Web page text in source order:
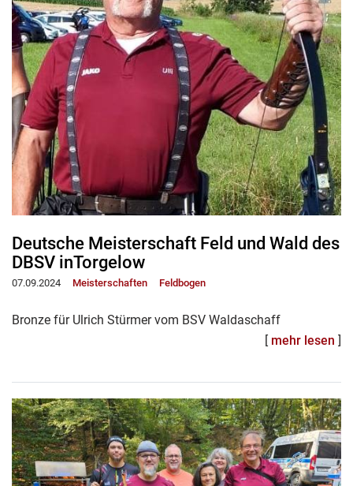
Deutsche Meisterschaft Feld und Wald des
DBSV inTorgelow
07.09.2024 Meisterschaften Feldbogen
Bronze für Ulrich Stürmer vom BSV Waldaschaff
[ mehr lesen ]